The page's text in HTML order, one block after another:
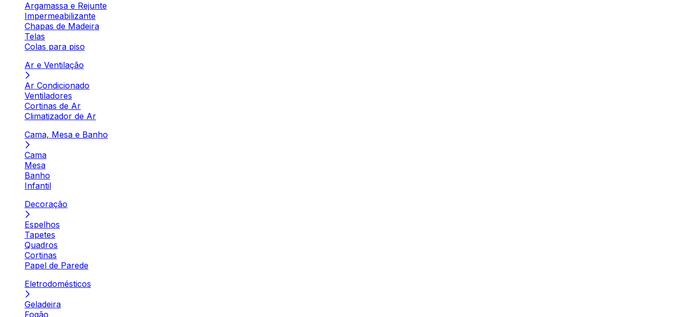
Argamassa e Rejunte
Impermeabilizante
Chapas de Madeira
Telas
Colas para piso
Ar e Ventilação
Ar Condicionado
Ventiladores
Cortinas de Ar
Climatizador de Ar
Cama, Mesa e Banho
Cama
Mesa
Banho
Infantil
Decoração
Espelhos
Tapetes
Quadros
Cortinas
Papel de Parede
Eletrodomésticos
Geladeira
Fogão